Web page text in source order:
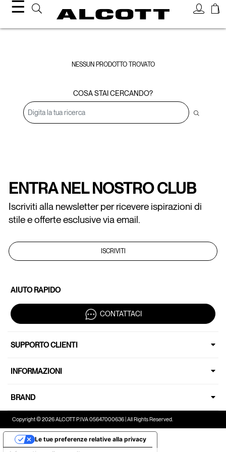
☰
NESSUN PRODOTTO TROVATO
COSA STAI CERCANDO?
ENTRA NEL NOSTRO CLUB
Iscriviti alla newsletter per ricevere ispirazioni di
stile e offerte esclusive via email.
ISCRIVITI
AIUTO RAPIDO
CONTATTACI
SUPPORTO CLIENTI
INFORMAZIONI
BRAND
Copyright © 2026 ALCOTT P.IVA 05647000636 | All Rights Reserved.
Le tue preferenze relative alla privacy